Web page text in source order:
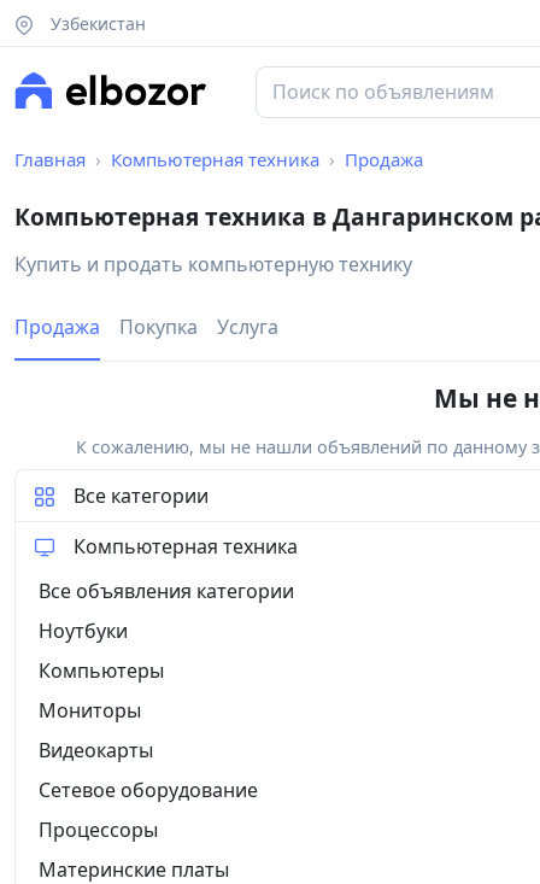
Узбекистан
Главная Компьютерная техника Продажа
Компьютерная техника в Дангаринском
Купить и продать компьютерную технику
Продажа Покупка Услуга
Мы не
К сожалению, мы не нашли объявлений по данному
Все категории
Компьютерная техника
Все объявления категории
Ноутбуки
Компьютеры
Мониторы
Видеокарты
Сетевое оборудование
Процессоры
Материнские платы